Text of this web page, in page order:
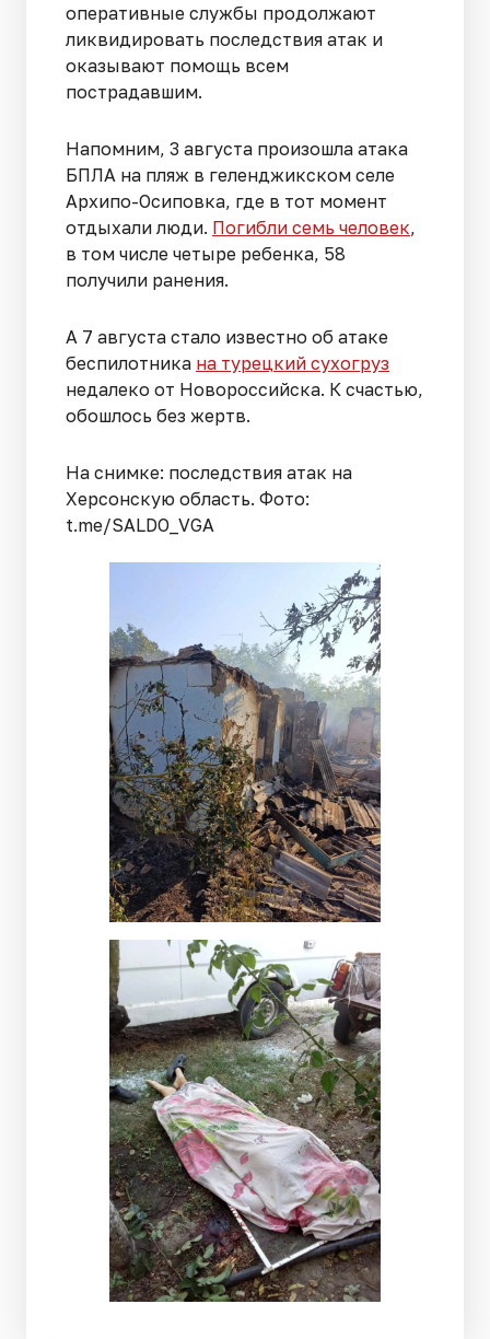
оперативные службы продолжают
ликвидировать последствия атак и
оказывают помощь всем
пострадавшим.
Напомним, 3 августа произошла атака
БПЛА на пляж в геленджикском селе
Архипо-Осиповка, где в тот момент
отдыхали люди. Погибли семь человек,
в том числе четыре ребенка, 58
получили ранения.
А 7 августа стало известно об атаке
беспилотника на турецкий сухогруз
недалеко от Новороссийска. К счастью,
обошлось без жертв.
На снимке: последствия атак на
Херсонскую область. Фото:
t.me/SALDO_VGA